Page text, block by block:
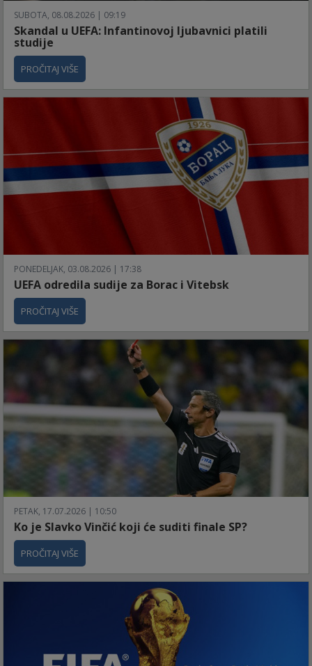
SUBOTA, 08.08.2026 | 09:19
Skandal u UEFA: Infantinovoj ljubavnici platili
studije
PROČITAJ VIŠE
PONEDELJAK, 03.08.2026 | 17:38
UEFA odredila sudije za Borac i Vitebsk
PROČITAJ VIŠE
PETAK, 17.07.2026 | 10:50
Ko je Slavko Vinčić koji će suditi finale SP?
PROČITAJ VIŠE